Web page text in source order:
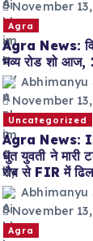
November 13,
Agra
Agra News:
भव्य रोड शो आज,
Abhimanyu
November 13,
Uncategorized
Agra News:
धुत युवती ने
रौब से FIR में
Abhimanyu
November 13,
Agra